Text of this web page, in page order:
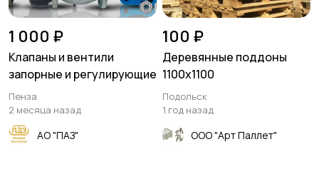
1 000 ₽
Клапаны и вентили
запорные и регулирующие
Пенза
2 месяца назад
АО "ПАЗ"
100 ₽
Деревянные поддоны
1100х1100
Подольск
1 год назад
ООО "Арт Паллет"